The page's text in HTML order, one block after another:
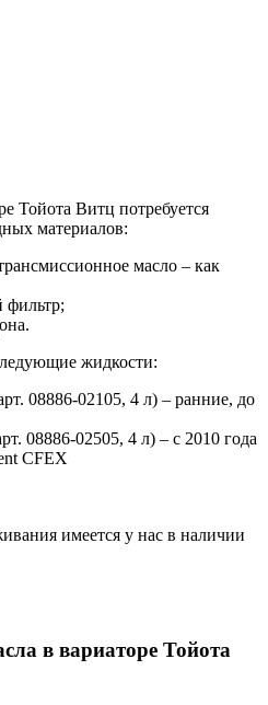
Тойота Витц потребуется
материалов:
масло – как
жидкости:
08886-02105, 4 л) – ранние, до
08886-02505, 4 л) – с 2010 года
CFEX
имеется у нас в наличии
в вариаторе Тойота